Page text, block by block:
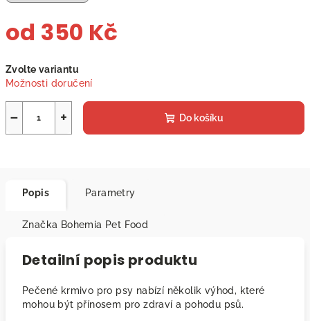
od 350 Kč
cena:
Zvolte variantu
Možnosti doručení
+
− Do košíku
Popis Parametry
Značka Bohemia Pet Food
Detailní popis produktu
Pečené krmivo pro psy nabízí několik výhod, které
mohou být přínosem pro zdraví a pohodu psů.